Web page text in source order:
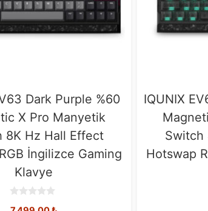
Dark Purple %60
X Pro Manyetik
8K Hz Hall Effect
İngilizce Gaming
Klavye
IQUNIX
Switch
Hotswap